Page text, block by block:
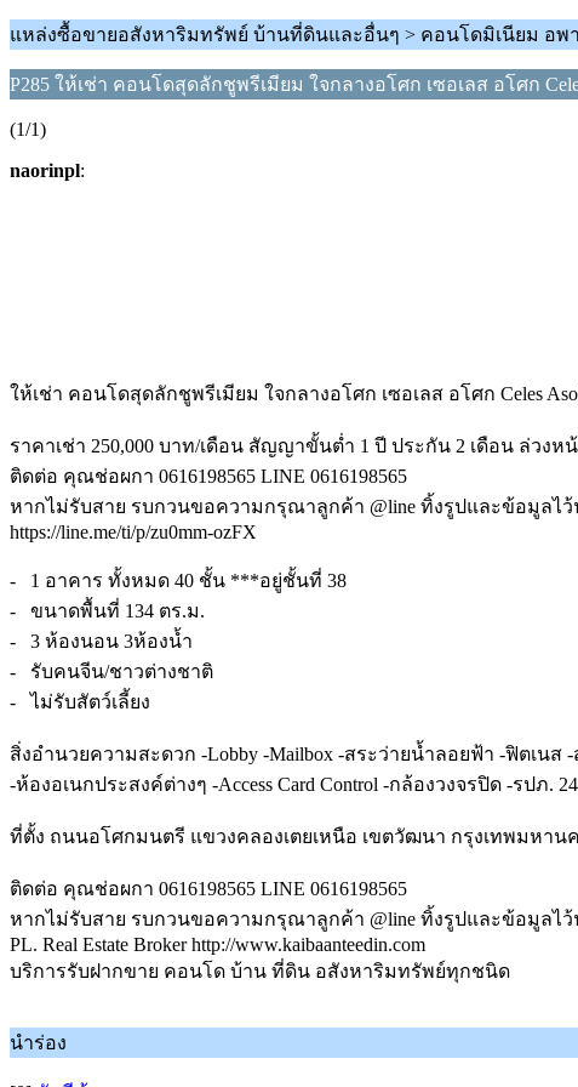
แหล่งซื้อขายอสังหาริมทรัพย์ บ้านที่ดินและอื่นๆ > คอนโดมิเนียม อพ
P285 ให้เช่า คอนโดสุดลักชูพรีเมียม ใจกลางอโศก เซอเลส อโศก
(1/1)
naorinpl:
ให้เช่า คอนโดสุดลักชูพรีเมียม ใจกลางอโศก เซอเลส อโศก Celes
ราคาเช่า 250,000 บาท/เดือน สัญญาขั้นต่ำ 1 ปี ประกัน 2 เดือน ล่วงห
ติดต่อ คุณช่อผกา 0616198565 LINE 0616198565
หากไม่รับสาย รบกวนขอความกรุณาลูกค้า @line ทิ้งรูปและข้อมูลไว้
https://line.me/ti/p/zu0mm-ozFX
- 1 อาคาร ทั้งหมด 40 ชั้น ***อยู่ชั้นที่ 38
- ขนาดพื้นที่ 134 ตร.ม.
- 3 ห้องนอน 3ห้องน้ำ
- รับคนจีน/ชาวต่างชาติ
- ไม่รับสัตว์เลี้ยง
สิ่งอำนวยความสะดวก -Lobby -Mailbox -สระว่ายน้ำลอยฟ้า -ฟิตเนส
-ห้องอเนกประสงค์ต่างๆ -Access Card Control -กล้องวงจรปิด -รปภ.
ที่ตั้ง ถนนอโศกมนตรี แขวงคลองเตยเหนือ เขตวัฒนา กรุงเทพมหานค
ติดต่อ คุณช่อผกา 0616198565 LINE 0616198565
หากไม่รับสาย รบกวนขอความกรุณาลูกค้า @line ทิ้งรูปและข้อมูลไว้
PL. Real Estate Broker http://www.kaibaanteedin.com
บริการรับฝากขาย คอนโด บ้าน ที่ดิน อสังหาริมทรัพย์ทุกชนิด
นำร่อง